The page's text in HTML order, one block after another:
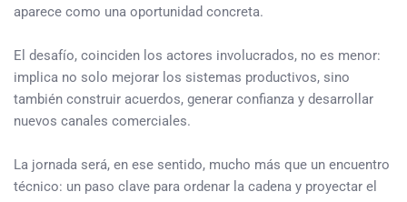
aparece como una oportunidad concreta.
El desafío, coinciden los actores involucrados, no es menor:
implica no solo mejorar los sistemas productivos, sino
también construir acuerdos, generar confianza y desarrollar
nuevos canales comerciales.
La jornada será, en ese sentido, mucho más que un encuentro
técnico: un paso clave para ordenar la cadena y proyectar el